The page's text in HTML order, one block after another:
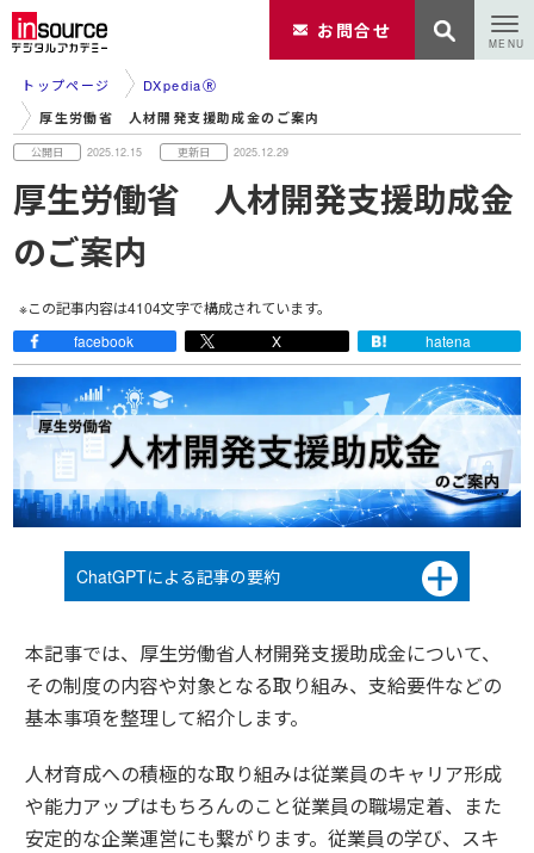
お問合せ
トップページ DXpediaⓇ
厚生労働省 人材開発支援助成金のご案内
2025.12.15 2025.12.29
厚生労働省 人材開発支援助成金
のご案内
※この記事内容は4104文字で構成されています。
facebook
X hatena
ChatGPTによる記事の要約
本記事では、厚生労働省人材開発支援助成金について、
その制度の内容や対象となる取り組み、支給要件などの
基本事項を整理して紹介します。
人材育成への積極的な取り組みは従業員のキャリア形成
や能力アップはもちろんのこと従業員の職場定着、また
安定的な企業運営にも繋がります。従業員の学び、スキ